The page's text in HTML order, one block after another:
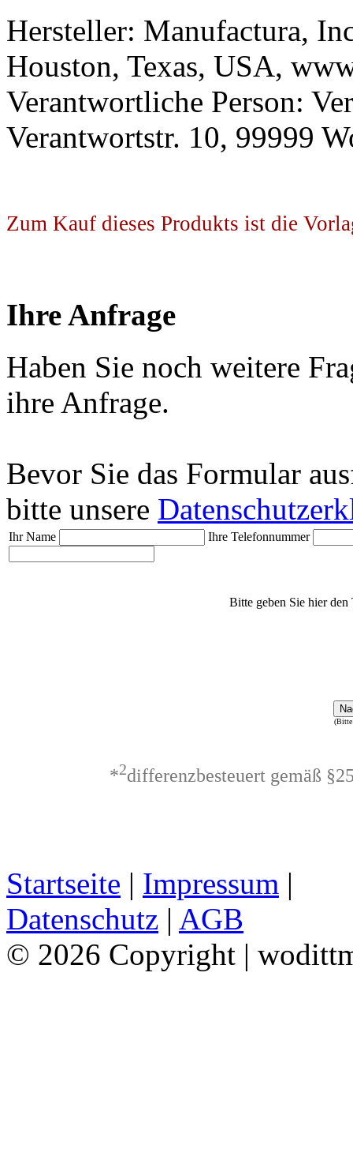
Hersteller: Manufactura,
Houston, Texas, USA,
Verantwortliche Person:
Verantwortstr. 10, 99999
Zum Kauf dieses Produkts ist die
Ihre Anfrage
Haben Sie noch weitere
ihre Anfrage.
Bevor Sie das Formular
bitte unsere
Ihr Name Ihre Telefonnummer
Bitte geben Sie hier
(Bitte
*2differenzbesteuert gemäß
Startseite | Impressum |
Datenschutz | AGB
© 2026 Copyright |